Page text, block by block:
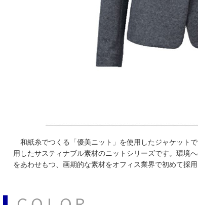
和紙糸でつくる「優美ニット」を使用したジャケット
用したサスティナブル素材のニットシリーズです。環境
をあわせもつ、画期的な素材をオフィス業界で初めて採用